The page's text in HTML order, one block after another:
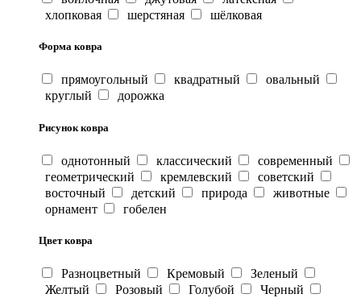
хлопковая
шерстяная шёлковая
Форма ковра
прямоугольный квадратный
овальный
круглый
дорожка
Рисунок ковра
однотонный классический
современный
геометрический
кремлевский
советский
восточный
детский природа
животные
орнамент
гобелен
Цвет ковра
Разноцветный Кремовый
Зеленый
Желтый
Розовый Голубой
Черный